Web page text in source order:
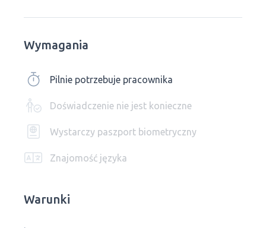
Wymagania
Pilnie potrzebuje pracownika
Doświadczenie nie jest konieczne
Wystarczy paszport biometryczny
Znajomość języka
Warunki